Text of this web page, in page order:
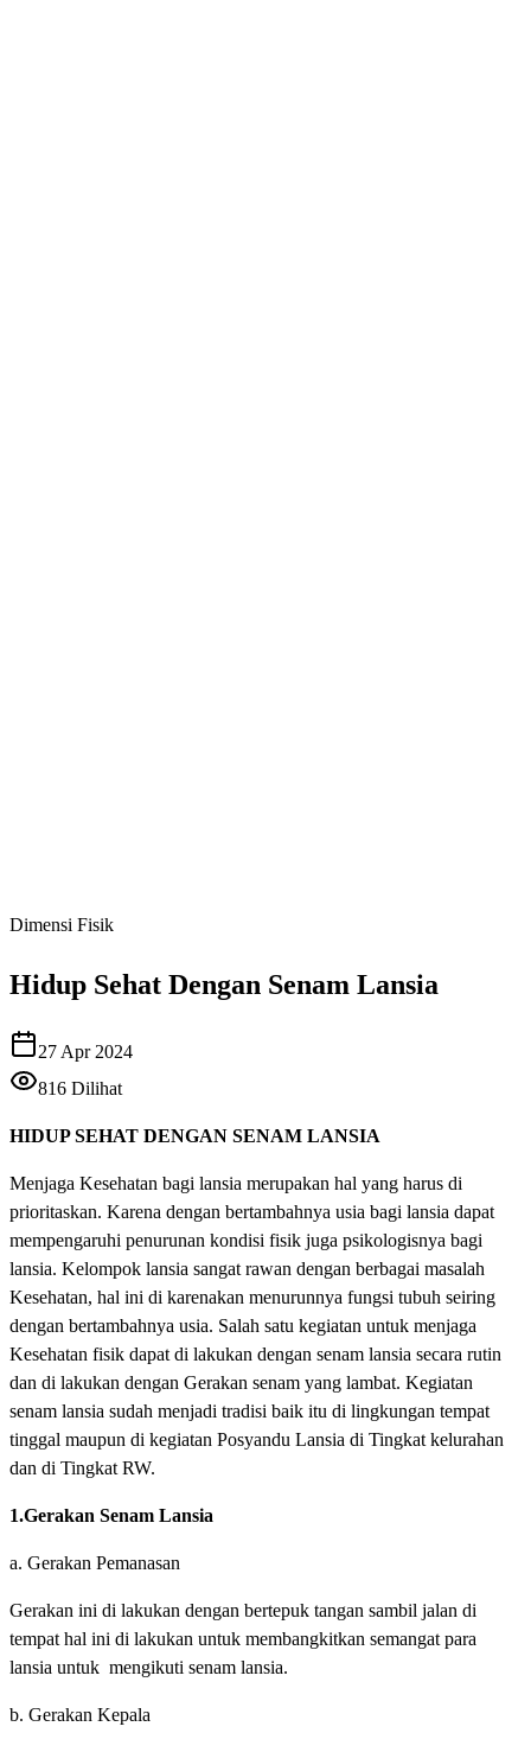
Dimensi Fisik
Hidup Sehat Dengan Senam Lansia
27 Apr 2024
816 Dilihat
HIDUP SEHAT DENGAN SENAM LANSIA
Menjaga Kesehatan bagi lansia merupakan hal yang harus di
prioritaskan. Karena dengan bertambahnya usia bagi lansia dapat
mempengaruhi penurunan kondisi fisik juga psikologisnya bagi
lansia. Kelompok lansia sangat rawan dengan berbagai masalah
Kesehatan, hal ini di karenakan menurunnya fungsi tubuh seiring
dengan bertambahnya usia. Salah satu kegiatan untuk menjaga
Kesehatan fisik dapat di lakukan dengan senam lansia secara rutin
dan di lakukan dengan Gerakan senam yang lambat. Kegiatan
senam lansia sudah menjadi tradisi baik itu di lingkungan tempat
tinggal maupun di kegiatan Posyandu Lansia di Tingkat kelurahan
dan di Tingkat RW.
1.Gerakan Senam Lansia
a. Gerakan Pemanasan
Gerakan ini di lakukan dengan bertepuk tangan sambil jalan di
tempat hal ini di lakukan untuk membangkitkan semangat para
lansia untuk mengikuti senam lansia.
b. Gerakan Kepala